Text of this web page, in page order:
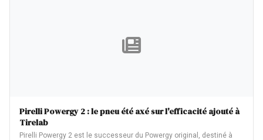
Pirelli Powergy 2 : le pneu été axé sur l'efficacité ajouté à
Tirelab
Pirelli Powergy 2 est le successeur du Powergy original, destiné à